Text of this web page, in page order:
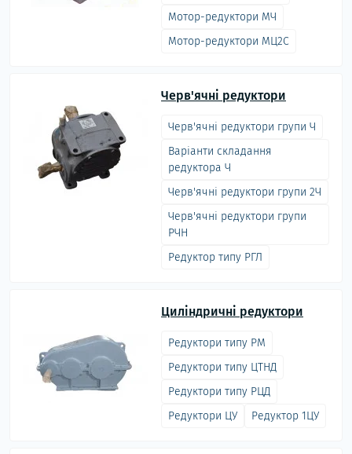
Мотор-редуктори МЧ
Мотор-редуктори МЦ2С
Черв'ячні редуктори
Черв'ячні редуктори групи Ч
Варіанти складання
редуктора Ч
Черв'ячні редуктори групи 2Ч
Черв'ячні редуктори групи
РЧН
Редуктор типу РГЛ
Циліндричні редуктори
Редуктори типу РМ
Редуктори типу ЦТНД
Редуктори типу РЦД
Редуктори ЦУ
Редуктор 1ЦУ